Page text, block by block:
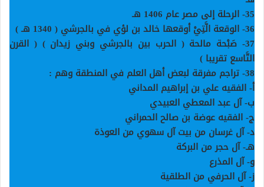
35- الرحلة إلى مصر عام 1406 هـ
36- الوقعة الَّتِيْ أوقعها خالد بن لؤي في بالجرشي ( 1340 هـ
)
37- صَبْحة مالحة ( الحرب بين بالجرشي وبني زيدان ) ( القرن
التَّاسع تقريبا )
38- تراجم مفرقة لبعض أهل العلم في المنطقة وهم :
أ- الفقيه علي بن إبراهيم المداني
ب- آل عبد المعطي العبيدي
ج- الفقيه عوضة بن صالح الحمراني
د- آل غرسان من بيت آل سهوي من العوذة
هـ- آل حجر من البركة
و- آل المذرع
ز- آل الحرفي من الطلقية